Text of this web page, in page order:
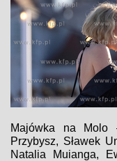
Majówka na Molo
Przybysz, Sławek
Natalia Muianga,